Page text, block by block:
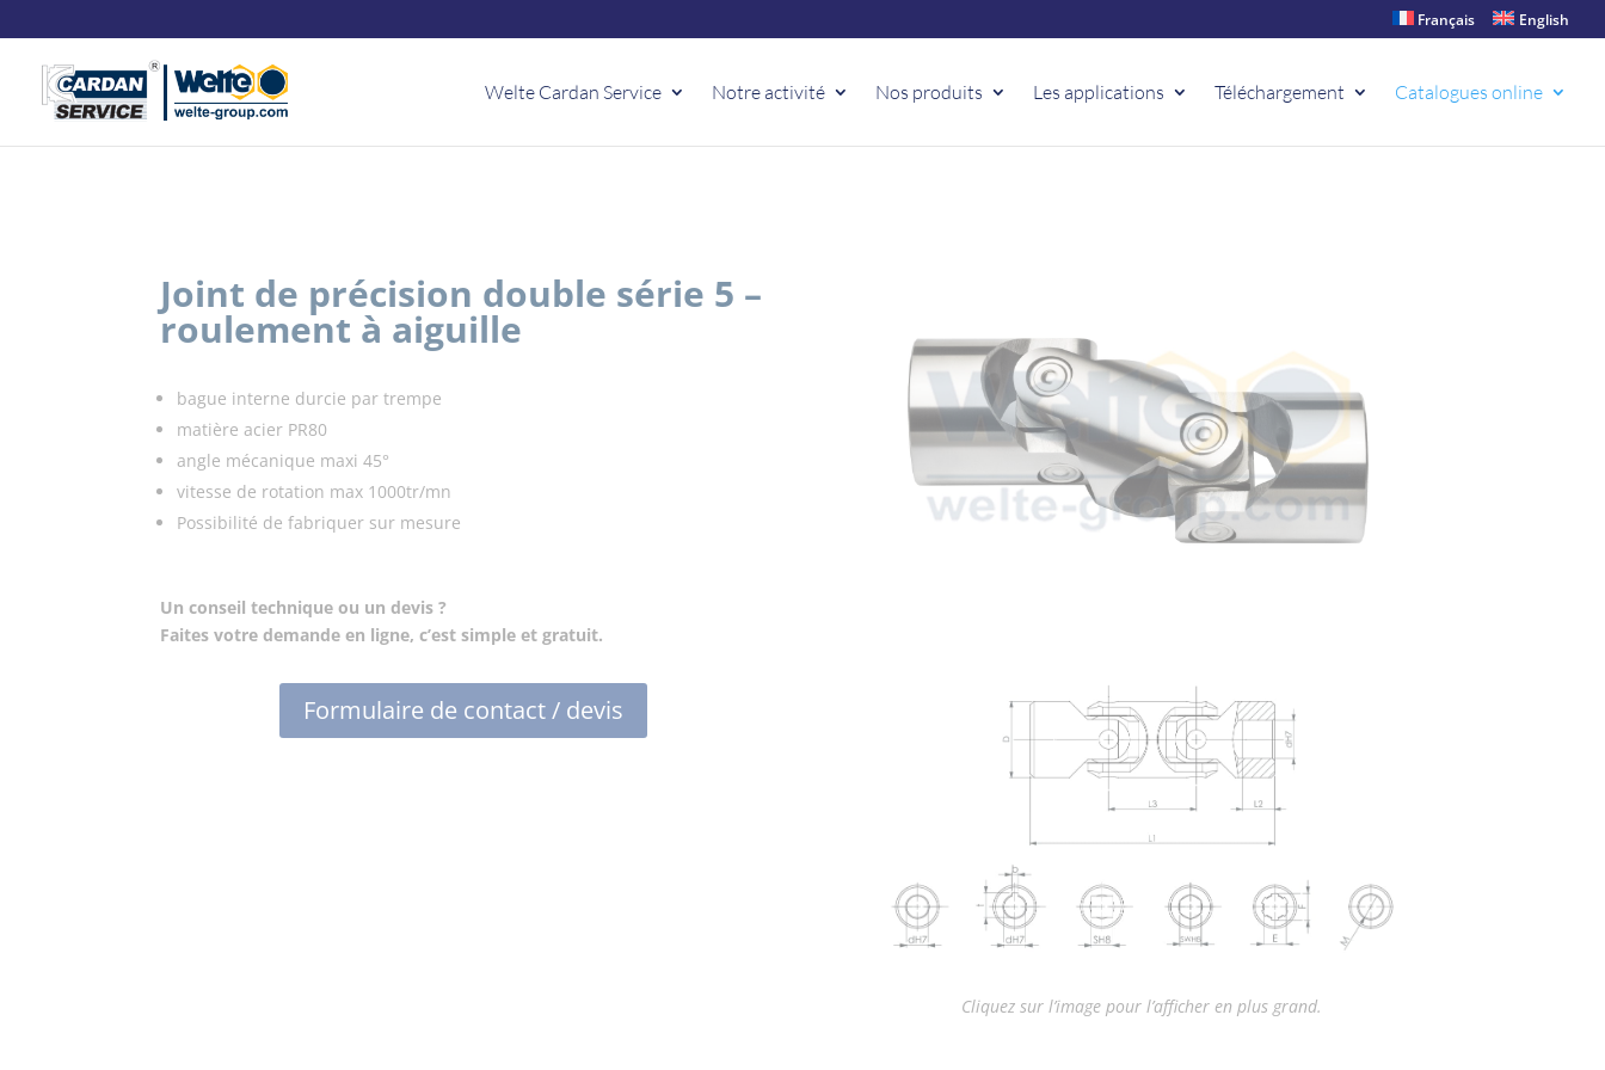
Français English
Welte Cardan Service Notre activité Nos produits Les applications Téléchargement Catalogues online
Joint de précision double série 5 –
roulement à aiguille
bague interne durcie par trempe
matière acier PR80
angle mécanique maxi 45°
vitesse de rotation max 1000tr/mn
Possibilité de fabriquer sur mesure
Un conseil technique ou un devis ?
Faites votre demande en ligne, c’est simple et gratuit.
Formulaire de contact / devis
Cliquez sur l’image pour l’afficher en plus grand.